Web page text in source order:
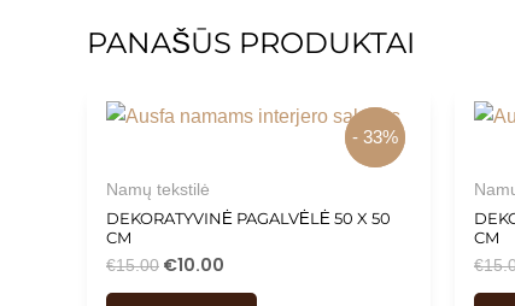
PANAŠŪS PRODUKTAI
- 33%
- 33%
Namų tekstilė
DEKORATYVINĖ PAGALVĖLĖ 50 X 50
CM
€15.00 €10.00
CM
€